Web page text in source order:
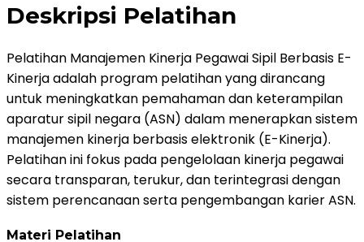
Deskripsi Pelatihan
Pelatihan Manajemen Kinerja Pegawai Sipil Berbasis E-
Kinerja adalah program pelatihan yang dirancang
untuk meningkatkan pemahaman dan keterampilan
aparatur sipil negara (ASN) dalam menerapkan sistem
manajemen kinerja berbasis elektronik (E-Kinerja).
Pelatihan ini fokus pada pengelolaan kinerja pegawai
secara transparan, terukur, dan terintegrasi dengan
sistem perencanaan serta pengembangan karier ASN.
Materi Pelatihan